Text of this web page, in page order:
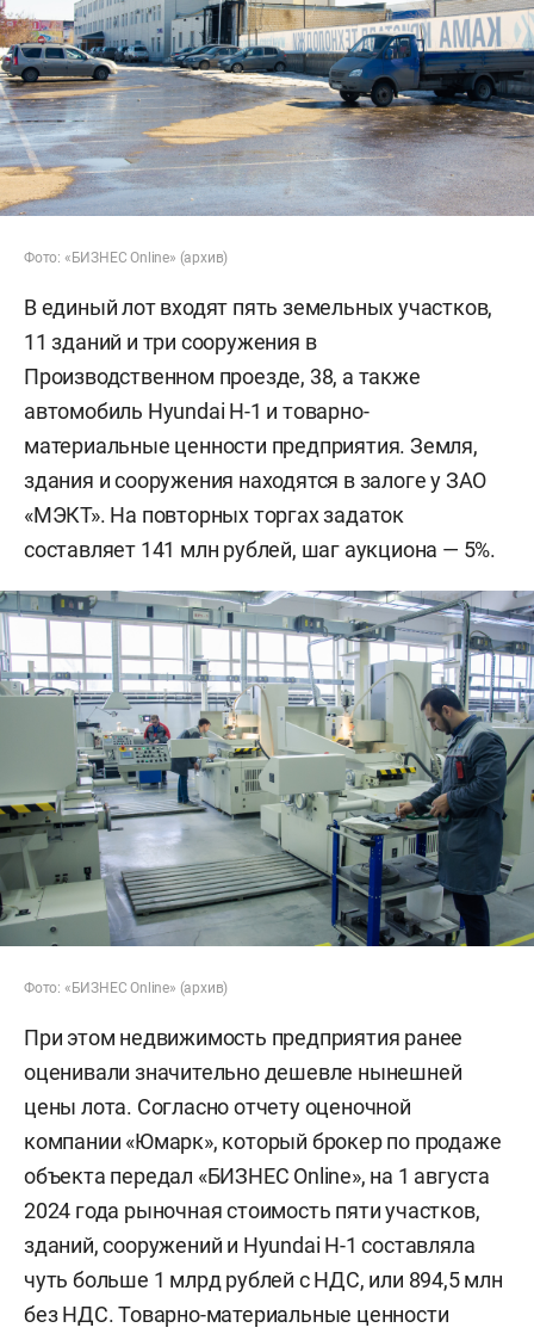
Фото: «БИЗНЕС Online» (архив)
В единый лот входят пять земельных участков,
11 зданий и три сооружения в
Производственном проезде, 38, а также
автомобиль Hyundai H-1 и товарно-
материальные ценности предприятия. Земля,
здания и сооружения находятся в залоге у ЗАО
«МЭКТ». На повторных торгах задаток
составляет 141 млн рублей, шаг аукциона — 5%.
Фото: «БИЗНЕС Online» (архив)
При этом недвижимость предприятия ранее
оценивали значительно дешевле нынешней
цены лота. Согласно отчету оценочной
компании «Юмарк», который брокер по продаже
объекта передал «БИЗНЕС Online», на 1 августа
2024 года рыночная стоимость пяти участков,
зданий, сооружений и Hyundai H-1 составляла
чуть больше 1 млрд рублей с НДС, или 894,5 млн
без НДС. Товарно-материальные ценности